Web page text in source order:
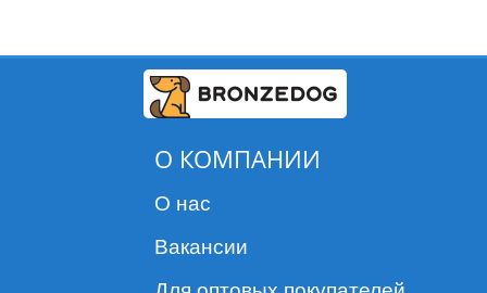
О КОМПАНИИ
О нас
Вакансии